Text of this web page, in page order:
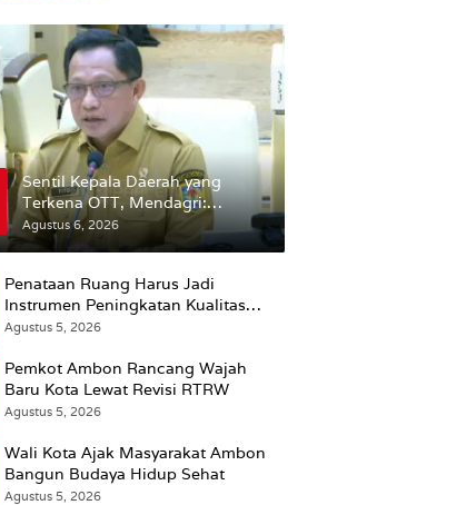
Sentil Kepala Daerah yang
Terkena OTT, Mendagri:
Mereka Bukan Anak Kemarin
Sore
Agustus 6, 2026
Penataan Ruang Harus Jadi
Instrumen Peningkatan Kualitas
Hidup Masyarakat, Wattimena:
Susun RDTR Sebagai Dasar Hukum
Agustus 5, 2026
Pemkot Ambon Rancang Wajah
Baru Kota Lewat Revisi RTRW
Agustus 5, 2026
Wali Kota Ajak Masyarakat Ambon
Bangun Budaya Hidup Sehat
Agustus 5, 2026